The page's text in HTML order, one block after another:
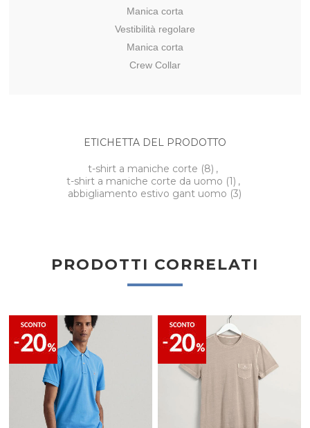
Manica corta
Vestibilità regolare
Manica corta
Crew Collar
ETICHETTA DEL PRODOTTO
t-shirt a maniche corte (8) ,
t-shirt a maniche corte da uomo (1) ,
abbigliamento estivo gant uomo (3)
PRODOTTI CORRELATI